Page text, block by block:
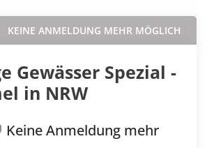
KEINE ANMELDUNG MEHR MÖGLICH
Gewässer Spezial -
in NRW
Keine Anmeldung mehr